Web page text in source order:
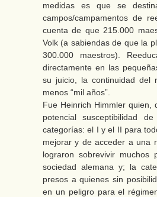
medidas es que se
campos/campamentos de
cuenta de que 215.000
Volk (a sabiendas de que la
300.000 maestros).
directamente en las
su juicio, la continuidad del
menos “mil años”.
Fue Heinrich Himmler quien,
potencial susceptibilidad
categorías: el I y el II para
mejorar y de acceder a una
lograron sobrevivir muchos
sociedad alemana y; la
presos a quienes sin
en un peligro para el